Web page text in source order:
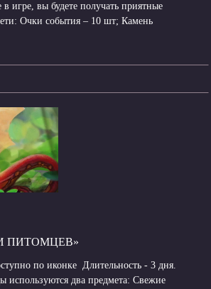
игре, вы будете получать приятные
Очки события – 10 шт; Камень
ПИТОМЦЕВ»
по иконке Длительность - 3 дня.
используются два предмета: Свежие